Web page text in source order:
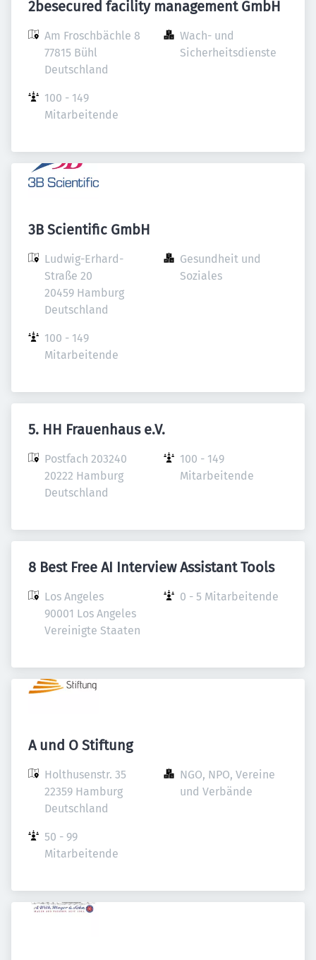
2besecured facility management GmbH
Am Froschbächle 8
77815 Bühl
Deutschland
Wach- und
Sicherheitsdienste
100 - 149
Mitarbeitende
3B Scientific GmbH
Ludwig-Erhard-
Straße 20
20459 Hamburg
Deutschland
Gesundheit und
Soziales
100 - 149
Mitarbeitende
5. HH Frauenhaus e.V.
Postfach 203240
20222 Hamburg
Deutschland
100 - 149
Mitarbeitende
8 Best Free AI Interview Assistant Tools
Los Angeles
90001 Los Angeles
Vereinigte Staaten
0 - 5 Mitarbeitende
A und O Stiftung
Holthusenstr. 35
22359 Hamburg
Deutschland
NGO, NPO, Vereine
und Verbände
50 - 99
Mitarbeitende